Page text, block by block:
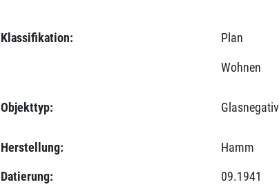
Klassifikation: Plan
Wohnen
Objekttyp: Glasnegativ
Herstellung:
Hamm
Datierung:
09.1941